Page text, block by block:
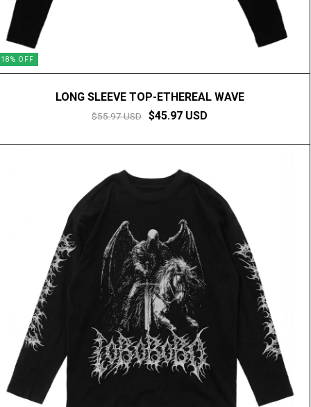
18% OFF
LONG SLEEVE TOP-ETHEREAL WAVE
$55.97 USD $45.97 USD